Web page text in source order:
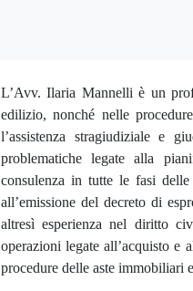
L’Avv. Ilaria Mannelli è un
edilizio, nonché nelle
l’assistenza stragiudiziale e
problematiche legate alla
consulenza in tutte le fasi
all’emissione del decreto di
altresì esperienza nel diritto
operazioni legate all’acquisto e
procedure delle aste immobiliari